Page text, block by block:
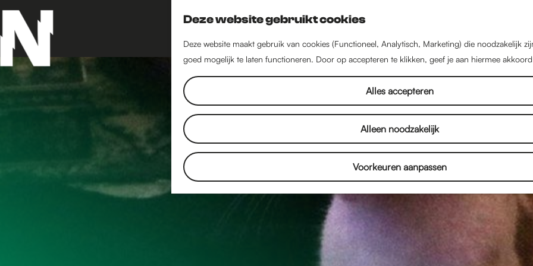
Deze website gebruikt cookies
Deze website maakt gebruik van cookies (Functioneel, Analytisch, Marketing) die noodzakelijk
goed mogelijk te laten functioneren. Door op accepteren te klikken, geef je aan hiermee
Alles accepteren
Alleen noodzakelijk
Voorkeuren aanpassen